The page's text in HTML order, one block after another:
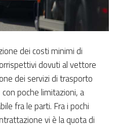
dei costi minimi di
dovuti al vettore
dei servizi di trasporto
poche limitazioni, a
fra le parti. Fra i pochi
vi è la quota di